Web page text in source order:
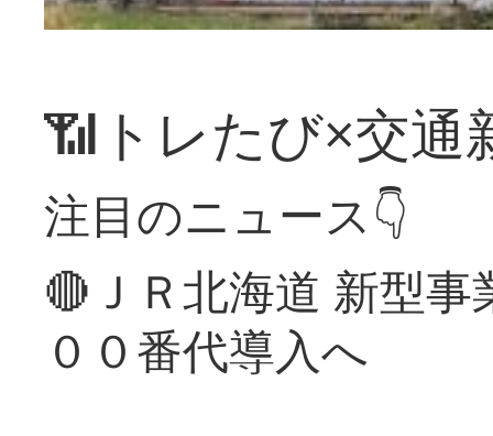
📶トレたび×交通
注目のニュース👇
🔴ＪＲ北海道 新型
００番代導入へ